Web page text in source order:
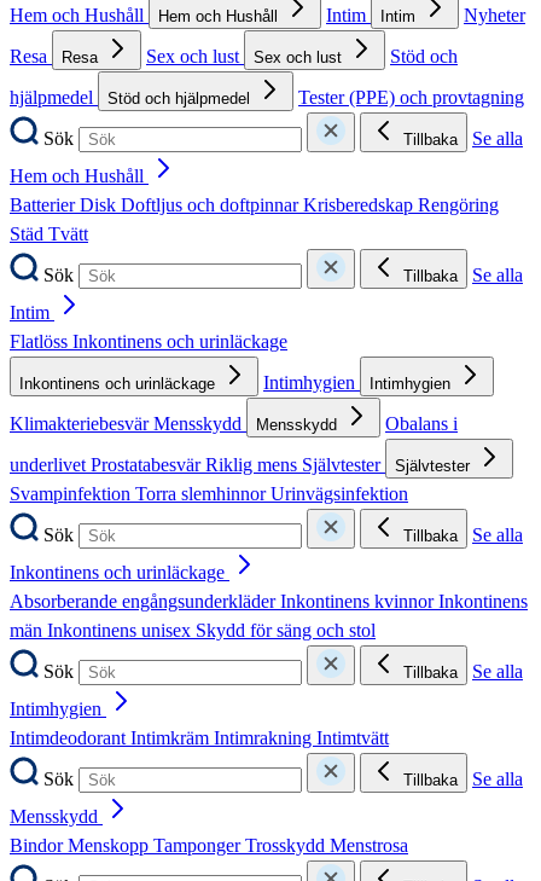
Hem och Hushåll
Hem och Hushåll Intim Intim
Nyheter
Resa
Resa Sex och lust Sex och lust
Stöd och
hjälpmedel
Stöd och hjälpmedel
Tester (PPE) och provtagning
Sök
Tillbaka
Se alla
Hem och Hushåll
BatterierDisk Doftljus och doftpinnarKrisberedskap Rengöring
Städ Tvätt
Sök
Tillbaka
Se alla
Intim
Flatlöss Inkontinens och urinläckage
Inkontinens och urinläckage Intimhygien Intimhygien
KlimakteriebesvärMensskydd Mensskydd
Obalans i
underlivetProstatabesvärRiklig mens Självtester Självtester
Svampinfektion Torra slemhinnorUrinvägsinfektion
Sök
Tillbaka
Se alla
Inkontinens och urinläckage
Absorberande engångsunderkläderInkontinens kvinnorInkontinens
män Inkontinens unisex Skydd för säng och stol
Sök
Tillbaka
Se alla
Intimhygien
IntimdeodorantIntimkräm Intimrakning Intimtvätt
Sök
Tillbaka
Se alla
Mensskydd
BindorMenskopp TampongerTrosskydd Menstrosa